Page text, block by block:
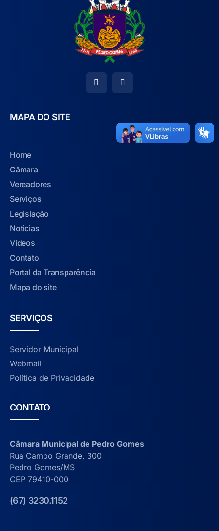
MAPA DO SITE
Home
Câmara
Vereadores
Serviços
Legislação
Notícias
Vídeos
Contato
Portal da Transparência
Mapa do site
SERVIÇOS
Servidor Municipal
Webmail
Política de Privacidade
CONTATO
Câmara Municipal de Pedro Gomes
Rua Campo Grande, 300
Pedro Gomes/MS
CEP 79410-000
(67) 3230.1152